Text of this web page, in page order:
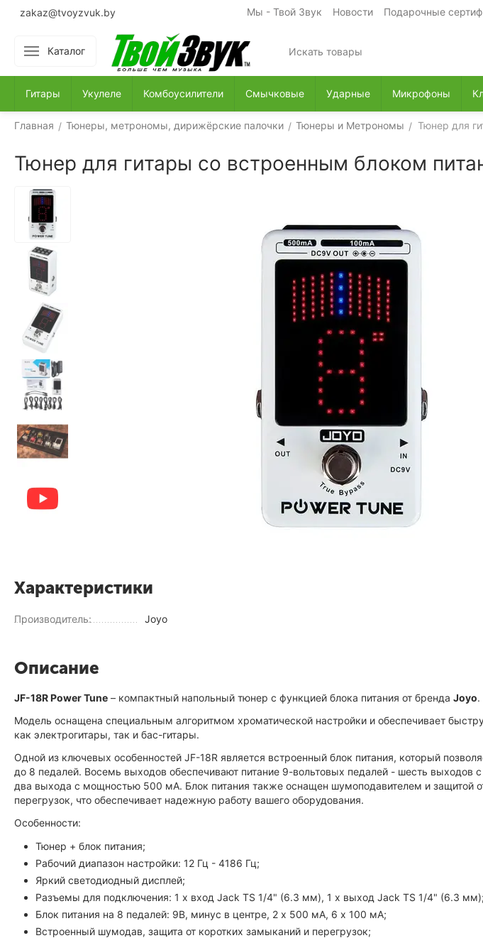
zakaz@tvoyzvuk.by Мы - Твой Звук Новости Подарочные
Каталог
Гитары Укулеле Комбоусилители Смычковые Ударные Микрофоны
Главная / Тюнеры, метрономы, дирижёрские палочки / Тюнеры и Метрономы / Тюнер для
Тюнер для гитары со встроенным блоком
Характеристики
Производитель: Joyo
Описание
JF-18R Power Tune – компактный напольный тюнер с функцией блока питания от бренда Joyo.
Модель оснащена специальным алгоритмом хроматической настройки и обеспечивает
как электрогитары, так и бас-гитары.
Одной из ключевых особенностей JF-18R является встроенный блок питания, который
до 8 педалей. Восемь выходов обеспечивают питание 9-вольтовых педалей - шесть выходов
два выхода с мощностью 500 мА. Блок питания также оснащен шумоподавителем и защитой
перегрузок, что обеспечивает надежную работу вашего оборудования.
Особенности:
Тюнер + блок питания;
Рабочий диапазон настройки: 12 Гц - 4186 Гц;
Яркий светодиодный дисплей;
Разъемы для подключения: 1 х вход Jack TS 1/4" (6.3 мм), 1 х выход Jack TS 1/4" (6.3 мм);
Блок питания на 8 педалей: 9В, минус в центре, 2 x 500 мА, 6 х 100 мА;
Встроенный шумодав, защита от коротких замыканий и перегрузок;